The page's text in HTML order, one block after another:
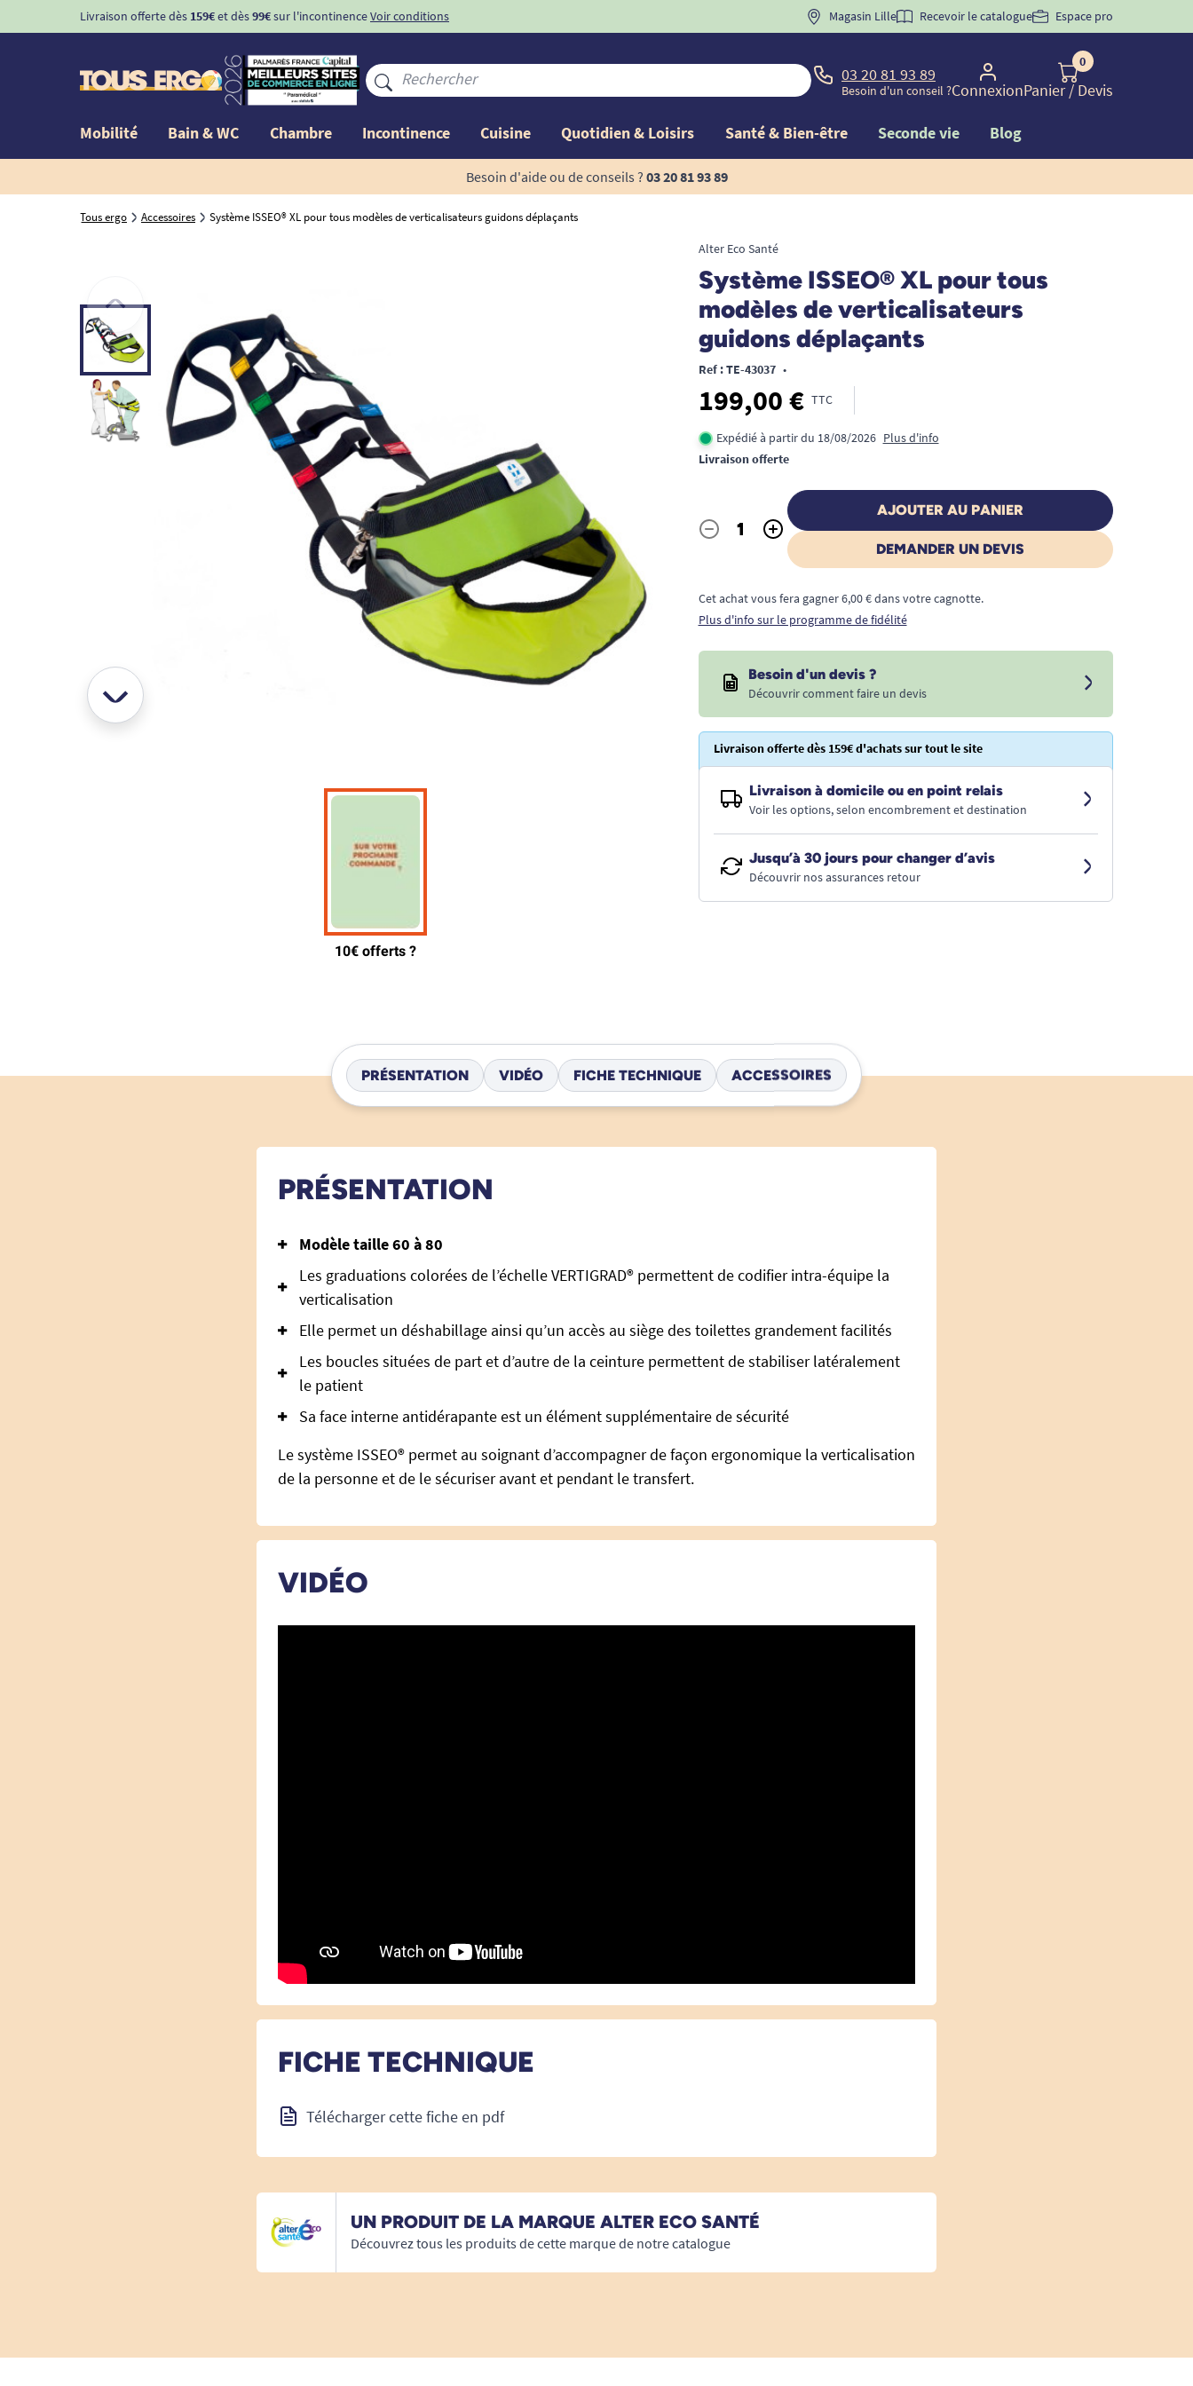
Livraison offerte dès 159€et dès99€sur l'incontinenceVoir conditions BIENVENUE" pourla 1ère commande d'incontinence
Magasin Lille Recevoir le catalogue Espace pro
03 20 81 93 89
Besoin d'un conseil ?Connexion
0
Panier/ Devis
Mobilité Bain & WC Chambre Incontinence Cuisine Quotidien & Loisirs Santé & Bien-être Seconde vie Blog
Besoin d'aide ou de conseils ? 03 20 81 93 89
Tous ergo Accessoires Système ISSEO® XL pour tous modèles de verticalisateurs guidons déplaçants
Alter Eco Santé
Système ISSEO® XL pour tous
modèles de verticalisateurs
guidons déplaçants
Ref : TE-43037 •
199,00 € TTC
Expédié à partir du 18/08/2026 Plus d'info
Livraison offerte
Quantité
- +
AJOUTER AU PANIER
DEMANDER UN DEVIS
Cet achat vous fera gagner 6,00 € dans votre cagnotte.
Plus d'info sur le programme de fidélité
Besoin d'un devis ?
Découvrir comment faire un devis
Livraison offerte dès 159€ d'achats sur tout le site
Livraison à domicile ou en point relais
Voir les options, selon encombrement et destination
Jusqu’à 30 jours pour changer d’avis
Découvrir nos assurances retour
PRÉSENTATION VIDÉO FICHE TECHNIQUE ACCESSOIRES
PRÉSENTATION
Modèle taille 60 à 80
Les graduations colorées de l’échelle VERTIGRAD® permettent de codifier intra-équipe la
verticalisation
Elle permet un déshabillage ainsi qu’un accès au siège des toilettes grandement facilités
Les boucles situées de part et d’autre de la ceinture permettent de stabiliser latéralement
le patient
Sa face interne antidérapante est un élément supplémentaire de sécurité
Le système ISSEO® permet au soignant d’accompagner de façon ergonomique la verticalisation
de la personne et de le sécuriser avant et pendant le transfert.
VIDÉO
FICHE TECHNIQUE
Télécharger cette fiche en pdf
UN PRODUIT DE LA MARQUE ALTER ECO SANTÉ
Découvrez tous les produits de cette marque de notre catalogue